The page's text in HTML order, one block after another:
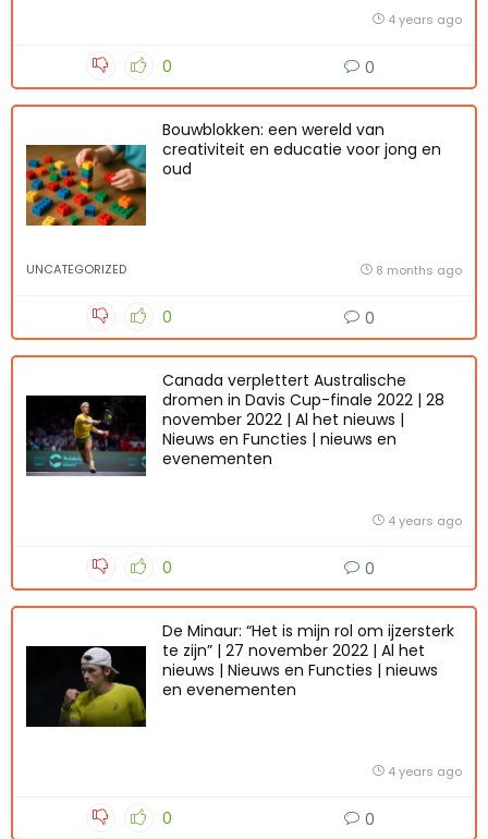
4 years ago
0 0
Bouwblokken: een wereld van
creativiteit en educatie voor jong en
oud
UNCATEGORIZED 8 months ago
0 0
Canada verplettert Australische
dromen in Davis Cup-finale 2022 | 28
november 2022 | Al het nieuws |
Nieuws en Functies | nieuws en
evenementen
4 years ago
0 0
De Minaur: “Het is mijn rol om ijzersterk
te zijn” | 27 november 2022 | Al het
nieuws | Nieuws en Functies | nieuws
en evenementen
4 years ago
0 0